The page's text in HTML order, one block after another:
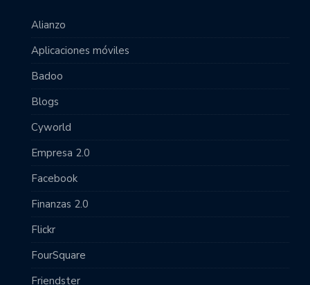
Alianzo
Aplicaciones móviles
Badoo
Blogs
Cyworld
Empresa 2.0
Facebook
Finanzas 2.0
Flickr
FourSquare
Friendster